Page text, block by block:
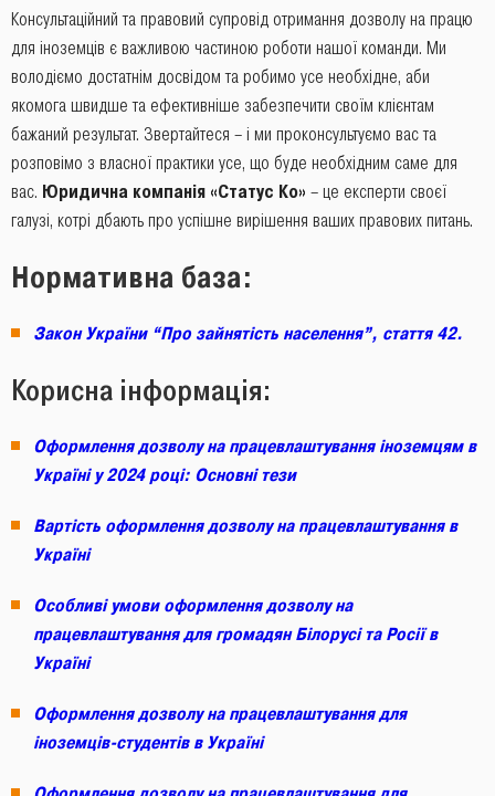
Консультаційний та правовий супровід отримання дозволу на працю
для іноземців є важливою частиною роботи нашої команди. Ми
володіємо достатнім досвідом та робимо усе необхідне, аби
якомога швидше та ефективніше забезпечити своїм клієнтам
бажаний результат. Звертайтеся – і ми проконсультуємо вас та
розповімо з власної практики усе, що буде необхідним саме для
вас. Юридична компанія «Статус Ко» – це експерти своєї
галузі, котрі дбають про успішне вирішення ваших правових питань.
Нормативна база:
Закон України “Про зайнятість населення”, стаття 42.
Корисна інформація:
Оформлення дозволу на працевлаштування іноземцям в
Україні у 2024 році: Основні тези
Вартість оформлення дозволу на працевлаштування в
Україні
Особливі умови оформлення дозволу на
працевлаштування для громадян Білорусі та Росії в
Україні
Оформлення дозволу на працевлаштування для
іноземців-студентів в Україні